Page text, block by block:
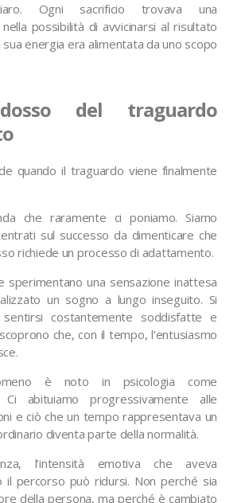
Ogni sacrificio trovava una
nella possibilità di avvicinarsi al risultato
energia era alimentata da uno scopo
del traguardo
quando il traguardo viene finalmente
che raramente ci poniamo. Siamo
sul successo da dimenticare che
richiede un processo di adattamento.
sperimentano una sensazione inattesa
un sogno a lungo inseguito. Si
costantemente soddisfatte e
che, con il tempo, l’entusiasmo
è noto in psicologia come
Ci abituiamo progressivamente alle
e ciò che un tempo rappresentava un
diventa parte della normalità.
l’intensità emotiva che aveva
il percorso può ridursi. Non perché sia
della persona, ma perché è cambiato